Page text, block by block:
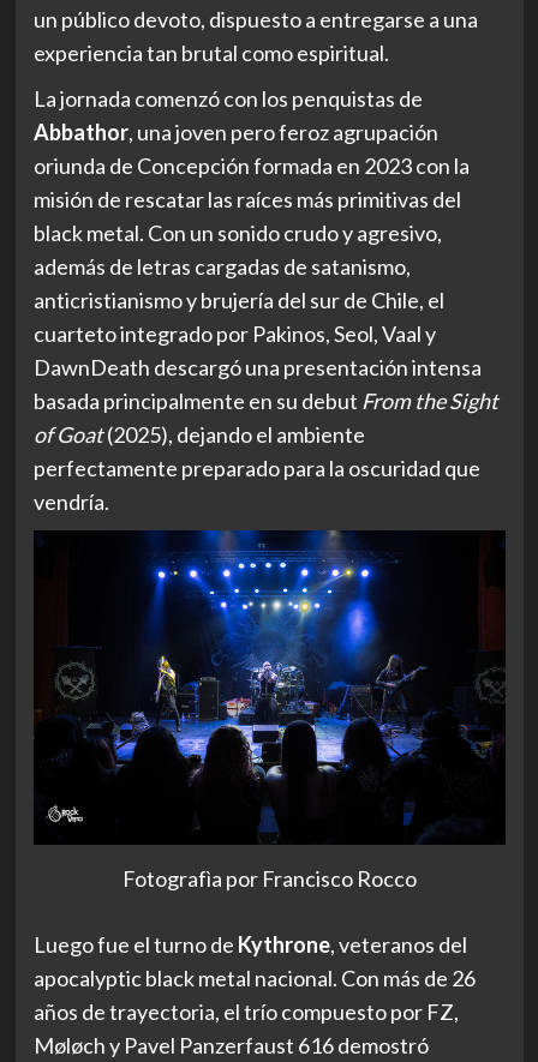
un público devoto, dispuesto a entregarse a una
experiencia tan brutal como espiritual.
La jornada comenzó con los penquistas de
Abbathor, una joven pero feroz agrupación
oriunda de Concepción formada en 2023 con la
misión de rescatar las raíces más primitivas del
black metal. Con un sonido crudo y agresivo,
además de letras cargadas de satanismo,
anticristianismo y brujería del sur de Chile, el
cuarteto integrado por Pakinos, Seol, Vaal y
DawnDeath descargó una presentación intensa
basada principalmente en su debut From the Sight
of Goat(2025), dejando el ambiente
perfectamente preparado para la oscuridad que
vendría.
Fotografìa por Francisco Rocco
Luego fue el turno de Kythrone, veteranos del
apocalyptic black metal nacional. Con más de 26
años de trayectoria, el trío compuesto por FZ,
Møløch y Pavel Panzerfaust 616 demostró